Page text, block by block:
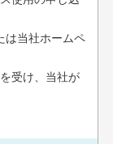
は当社ホームペ
受け、当社が